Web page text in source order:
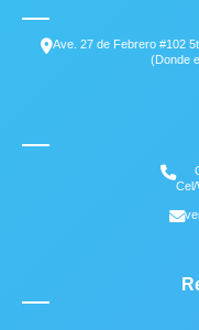
Ave. 27 de Febrero #102
(Donde